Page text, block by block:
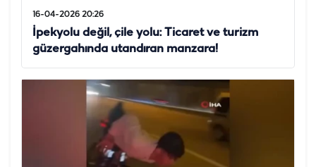
16-04-2026 20:26
İpekyolu değil, çile yolu: Ticaret ve turizm
güzergahında utandıran manzara!